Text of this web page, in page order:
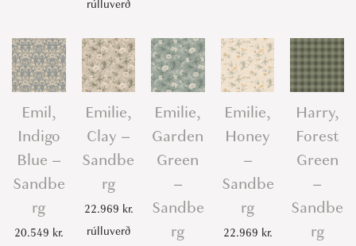
rúlluverð
Emil,
Indigo
Blue –
Sandbe
rg
20.549 kr.
Emilie,
Clay –
Sandbe
rg
22.969 kr.
rúlluverð
Emilie,
Garden
Green
–
Sandbe
rg
Emilie,
Honey
–
Sandbe
rg
22.969 kr.
Harry,
Forest
Green
–
Sandbe
rg